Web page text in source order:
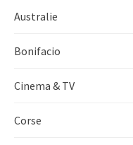
Australie
Bonifacio
Cinema & TV
Corse